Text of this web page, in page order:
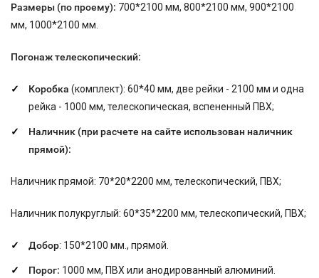
Размеры (по проему): 700*2100 мм, 800*2100 мм, 900*2100
мм, 1000*2100 мм.
Погонаж телескопический:
Коробка (комплект): 60*40 мм, две рейки - 2100 мм и одна
рейка - 1000 мм, телескопическая, вспененный ПВХ;
Наличник (при расчете на сайте использован наличник
прямой):
Наличник прямой: 70*20*2200 мм, телескопический, ПВХ;
Наличник полукруглый: 60*35*2200 мм, телескопический, ПВХ;
Добор: 150*2100 мм., прямой.
Порог: 1000 мм, ПВХ или анодированный алюминий.